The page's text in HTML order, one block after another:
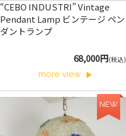
“CEBO INDUSTRI” Vintage
Pendant Lamp ビンテージ ペン
ダントランプ
68,000円(税込)
more view
NEW